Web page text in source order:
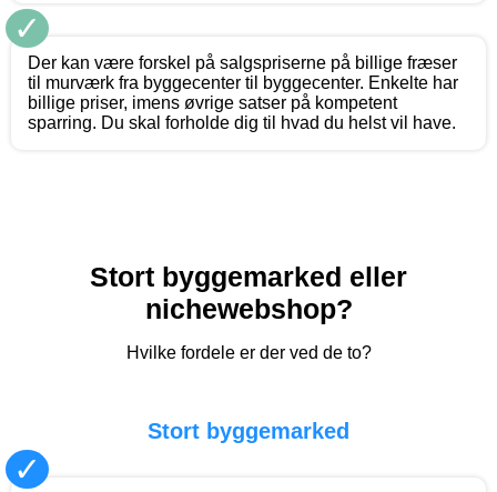
✓
Der kan være forskel på salgspriserne på billige fræser
til murværk fra byggecenter til byggecenter. Enkelte har
billige priser, imens øvrige satser på kompetent
sparring. Du skal forholde dig til hvad du helst vil have.
Stort byggemarked eller
nichewebshop?
Hvilke fordele er der ved de to?
Stort byggemarked
✓